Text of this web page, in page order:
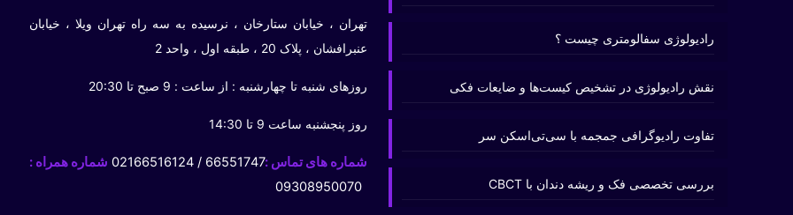
رادیولوژی سفالومتری چیست ؟
نقش رادیولوژی در تشخیص کیست‌ها و ضایعات فکی
تفاوت رادیوگرافی جمجمه با سی‌تی‌اسکن سر
بررسی تخصصی فک و ریشه دندان با CBCT
تهران ، خیابان ستارخان ، نرسیده به سه راه تهران ویلا ، خیابان
عنبرافشان ، پلاک 20 ، طبقه اول ، واحد 2
روزهای شنبه تا چهارشنبه : از ساعت : 9 صبح تا 20:30
روز پنجشنبه ساعت 9 تا 14:30
شماره های تماس :66551747 / 02166516124
شماره همراه :
09308950070